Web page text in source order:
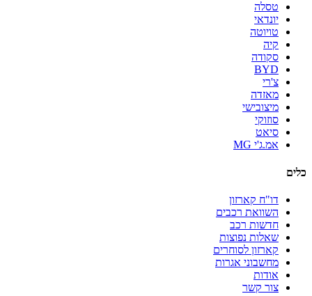
טסלה
יונדאי
טויוטה
קיה
סקודה
BYD
צ'רי
מאזדה
מיצובישי
סוזוקי
סיאט
אמ.ג'י MG
כלים
דו"ח קארזון
השוואת רכבים
חדשות רכב
שאלות נפוצות
קארזון לסוחרים
מחשבוני אגרות
אודות
צור קשר